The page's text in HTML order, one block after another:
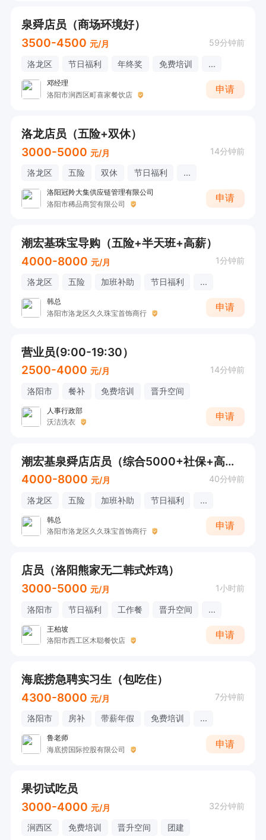
泉舜店员（商场环境好）
3500-4500 元/月 59分钟前
洛龙区 节日福利 年终奖 免费培训 ...
邓经理
洛阳市涧西区町喜家餐饮店
申请
洛龙店员（五险+双休）
3000-5000 元/月 14分钟前
洛龙区 五险 双休 节日福利 ...
洛阳冠羚大集供应链管理有限公司
洛阳市稀品商贸有限公司
申请
潮宏基珠宝导购（五险+半天班+高薪）
4000-8000 元/月 1分钟前
洛龙区 五险 加班补助 节日福利 ...
韩总
洛阳市洛龙区久久珠宝首饰商行
申请
营业员(9:00-19:30）
2500-4000 元/月 14分钟前
洛阳市 餐补 免费培训 晋升空间
人事行政部
沃洁洗衣
申请
潮宏基泉舜店店员（综合5000+社保+高薪+半天班）
4000-8000 元/月 40分钟前
洛龙区 五险 加班补助 节日福利 ...
韩总
洛阳市洛龙区久久珠宝首饰商行
申请
店员（洛阳熊家无二韩式炸鸡）
3000-5000 元/月 1小时前
洛阳市 节日福利 工作餐 晋升空间 ...
王柏坡
洛阳市西工区木聪餐饮店
申请
海底捞急聘实习生（包吃住）
4300-8000 元/月 7分钟前
洛阳市 房补 带薪年假 免费培训 ...
鲁老师
海底捞国际控股有限公司
申请
果切试吃员
3000-4000 元/月 32分钟前
涧西区 免费培训 晋升空间 团建